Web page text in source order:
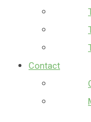
Contact